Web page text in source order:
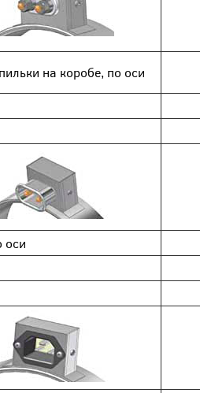
на коробе, по оси
оси